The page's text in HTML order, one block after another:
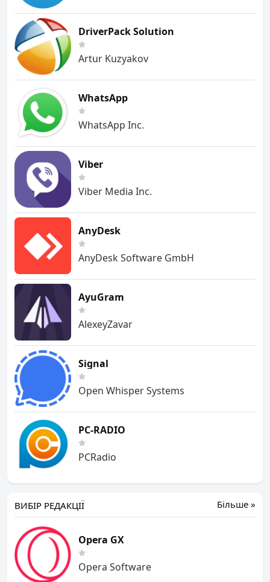
DriverPack Solution
Artur Kuzyakov
WhatsApp
WhatsApp Inc.
Viber
Viber Media Inc.
AnyDesk
AnyDesk Software GmbH
AyuGram
AlexeyZavar
Signal
Open Whisper Systems
PC-RADIO
PCRadio
Більше »
ВИБІР РЕДАКЦІЇ
Opera GX
Opera Software